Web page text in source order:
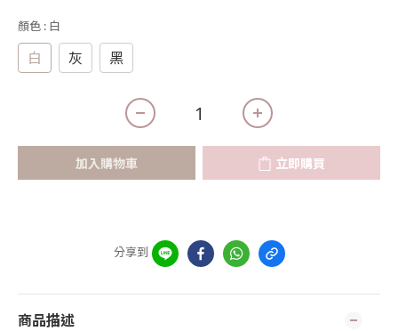
顏色 : 白
白 灰 黑
加入購物車 立即購買
分享到
商品描述